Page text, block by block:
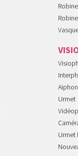
Urmet
Urmet